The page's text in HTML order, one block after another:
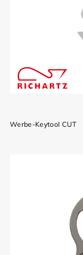
Werbe-Keytool CUT